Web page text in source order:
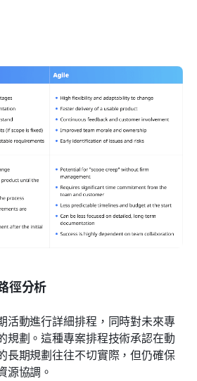
徑分析
活動進行詳細排程，同時對未來專
規劃。這種專案排程技術承認在動
長期規劃往往不切實際，但仍確保
源協調。